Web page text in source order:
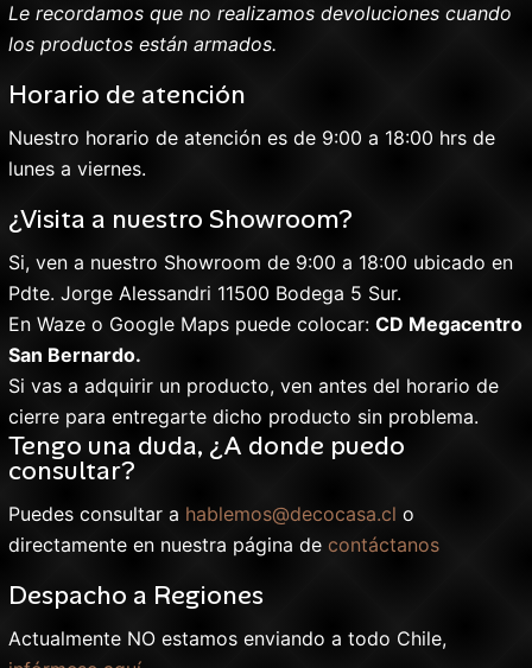
Le recordamos que no realizamos devoluciones cuando
los productos están armados.
Horario de atención
Nuestro horario de atención es de 9:00 a 18:00 hrs de
lunes a viernes.
¿Visita a nuestro Showroom?
Si, ven a nuestro Showroom de 9:00 a 18:00 ubicado en
Pdte. Jorge Alessandri 11500 Bodega 5 Sur.
En Waze o Google Maps puede colocar: CD Megacentro
San Bernardo.
Si vas a adquirir un producto, ven antes del horario de
cierre para entregarte dicho producto sin problema.
Tengo una duda, ¿A donde puedo
consultar?
Puedes consultar a hablemos@decocasa.cl o
directamente en nuestra página de contáctanos
Despacho a Regiones
Actualmente NO estamos enviando a todo Chile,